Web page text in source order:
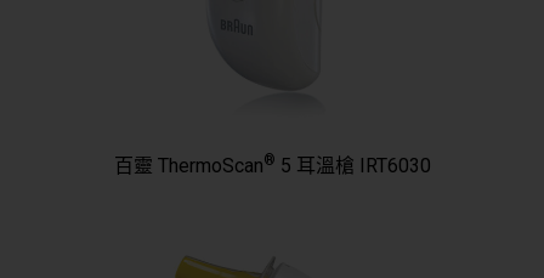
百靈 ThermoScan® 5 耳溫槍 IRT6030